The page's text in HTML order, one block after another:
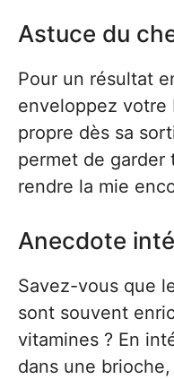
Astuce du
Pour un résultat
enveloppez votre
propre dès sa
permet de
rendre la mie
Anecdote
Savez-vous que
sont souvent
vitamines ? En
dans une